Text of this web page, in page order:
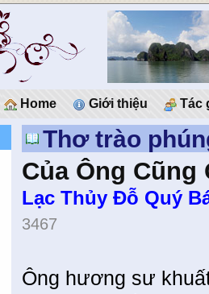
Home Giới thiệu Tác
Thơ trào
Của Ông Cũng
Lạc Thủy Ðỗ Quý
3467
Ông hương sư